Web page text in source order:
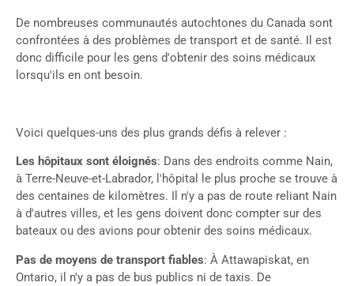
De nombreuses communautés autochtones du Canada sont
confrontées à des problèmes de transport et de santé. Il est
donc difficile pour les gens d'obtenir des soins médicaux
lorsqu'ils en ont besoin.
Voici quelques-uns des plus grands défis à relever :
Les hôpitaux sont éloignés: Dans des endroits comme Nain,
à Terre-Neuve-et-Labrador, l'hôpital le plus proche se trouve à
des centaines de kilomètres. Il n'y a pas de route reliant Nain
à d'autres villes, et les gens doivent donc compter sur des
bateaux ou des avions pour obtenir des soins médicaux.
Pas de moyens de transport fiables: À Attawapiskat, en
Ontario, il n'y a pas de bus publics ni de taxis. De